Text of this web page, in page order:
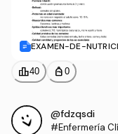
EXAMEN-DE-
leaderboard40 personal_bag 0
@fdzqsdi
#Enfermería